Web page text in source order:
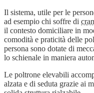
Il sistema, utile per le
ad esempio chi soffre di
il contesto domiciliare in
comodità e praticità delle
persona sono dotate di
lo schienale in maniera
Le poltrone elevabili
alzata e di seduta grazie ai